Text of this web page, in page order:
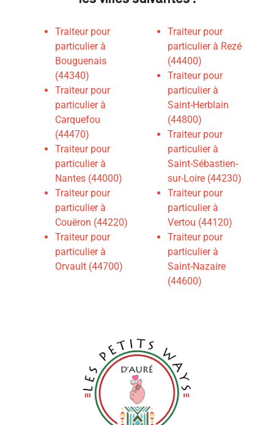
Traiteur pour
particulier à
Bouguenais
(44340)
Traiteur pour
particulier à
Carquefou
(44470)
Traiteur pour
particulier à
Nantes (44000)
Traiteur pour
particulier à
Couëron (44220)
Traiteur pour
particulier à
Orvault (44700)
Traiteur pour
particulier à Rezé
(44400)
Traiteur pour
particulier à
Saint-Herblain
(44800)
Traiteur pour
particulier à
Saint-Sébastien-
sur-Loire (44230)
Traiteur pour
particulier à
Vertou (44120)
Traiteur pour
particulier à
Saint-Nazaire
(44600)